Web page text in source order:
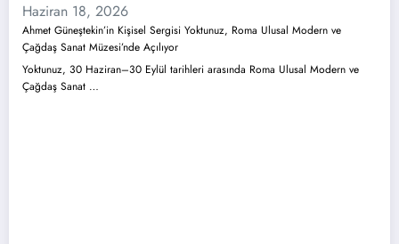
Haziran 18, 2026
Ahmet Güneştekin’in Kişisel Sergisi Yoktunuz, Roma Ulusal Modern ve
Çağdaş Sanat Müzesi’nde Açılıyor
Yoktunuz, 30 Haziran–30 Eylül tarihleri arasında Roma Ulusal Modern ve
Çağdaş Sanat …